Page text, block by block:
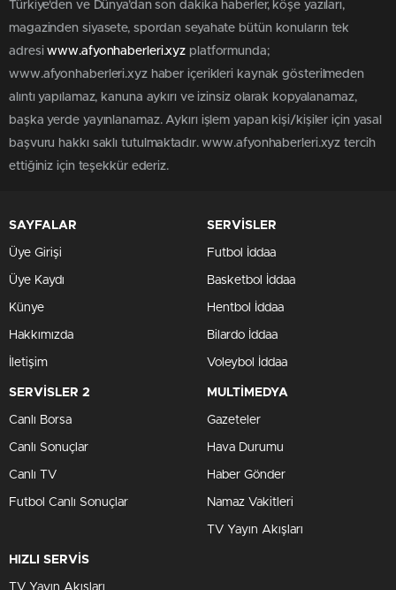
Türkiye'den ve Dünya’dan son dakika haberler, köşe yazıları,
magazinden siyasete, spordan seyahate bütün konuların tek
adresiwww.afyonhaberleri.xyz platformunda;
www.afyonhaberleri.xyz haber içerikleri kaynak gösterilmeden
alıntı yapılamaz, kanuna aykırı ve izinsiz olarak kopyalanamaz,
başka yerde yayınlanamaz. Aykırı işlem yapan kişi/kişiler için yasal
başvuru hakkı saklı tutulmaktadır. www.afyonhaberleri.xyz tercih
ettiğiniz için teşekkür ederiz.
SAYFALAR
Üye Girişi
Üye Kaydı
Künye
Hakkımızda
İletişim
SERVİSLER
Futbol İddaa
Basketbol İddaa
Hentbol İddaa
Bilardo İddaa
Voleybol İddaa
SERVİSLER 2
Canlı Borsa
Canlı Sonuçlar
Canlı TV
Futbol Canlı Sonuçlar
MULTİMEDYA
Gazeteler
Hava Durumu
Haber Gönder
Namaz Vakitleri
TV Yayın Akışları
HIZLI SERVİS
TV Yayın Akışları